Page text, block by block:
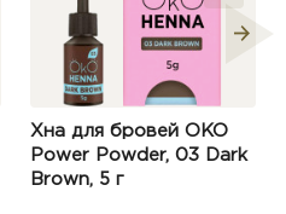
Хна для бровей OKO
Power Powder, 03 Dark
Brown, 5 г